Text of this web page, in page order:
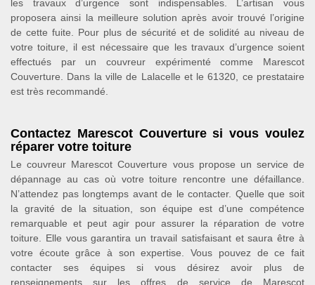
les travaux d’urgence sont indispensables. L’artisan vous
proposera ainsi la meilleure solution après avoir trouvé l’origine
de cette fuite. Pour plus de sécurité et de solidité au niveau de
votre toiture, il est nécessaire que les travaux d’urgence soient
effectués par un couvreur expérimenté comme Marescot
Couverture. Dans la ville de Lalacelle et le 61320, ce prestataire
est très recommandé.
Contactez Marescot Couverture si vous voulez
réparer votre toiture
Le couvreur Marescot Couverture vous propose un service de
dépannage au cas où votre toiture rencontre une défaillance.
N’attendez pas longtemps avant de le contacter. Quelle que soit
la gravité de la situation, son équipe est d’une compétence
remarquable et peut agir pour assurer la réparation de votre
toiture. Elle vous garantira un travail satisfaisant et saura être à
votre écoute grâce à son expertise. Vous pouvez de ce fait
contacter ses équipes si vous désirez avoir plus de
renseignements sur les offres de service de Marescot